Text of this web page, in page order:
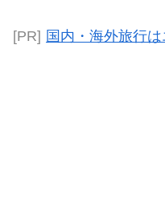
[PR] 国内・海外旅行